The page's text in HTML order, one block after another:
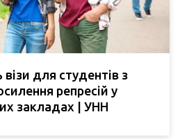
для студентів з
репресій у
закладах | УНН